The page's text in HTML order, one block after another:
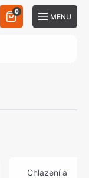
0
MENU
Chlazení a